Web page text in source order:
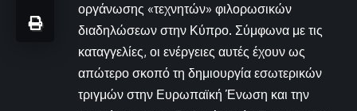
οργάνωσης «τεχνητών» φιλορωσικών
διαδηλώσεων στην Κύπρο. Σύμφωνα με τις
καταγγελίες, οι ενέργειες αυτές έχουν ως
απώτερο σκοπό τη δημιουργία εσωτερικών
τριγμών στην Ευρωπαϊκή Ένωση και την